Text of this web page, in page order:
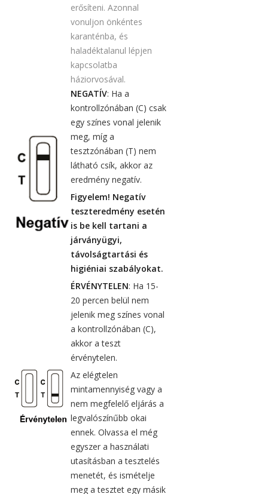
erősíteni. Azonnal
vonuljon önkéntes
karanténba, és
haladéktalanul lépjen
kapcsolatba
háziorvosával.
NEGATÍV: Ha a
kontrollzónában (C) csak
egy színes vonal jelenik
meg, míg a
tesztzónában (T) nem
látható csík, akkor az
eredmény negatív.
Figyelem! Negatív
teszteredmény esetén
is be kell tartani a
járványügyi,
távolságtartási és
higiéniai szabályokat.
ÉRVÉNYTELEN: Ha 15-
20 percen belül nem
jelenik meg színes vonal
a kontrollzónában (C),
akkor a teszt
érvénytelen.
Az elégtelen
mintamennyiség vagy a
nem megfelelő eljárás a
legvalószínűbb okai
ennek. Olvassa el még
egyszer a használati
utasításban a tesztelés
menetét, és ismételje
meg a tesztet egy másik